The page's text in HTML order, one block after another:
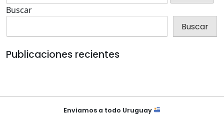
Buscar
Buscar
Publicaciones recientes
Enviamos a todo Uruguay
Tu carrito está vacío.